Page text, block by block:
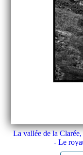
La vallée de la
- Le